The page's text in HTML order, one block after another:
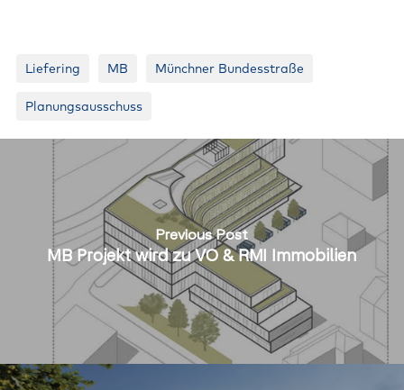
Liefering MB Münchner Bundesstraße
Planungsausschuss
Previous Post
MB Projekt wird zu VO & RMI Immobilien